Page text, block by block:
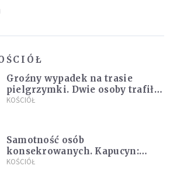
Groźny wypadek na trasie
pielgrzymki. Dwie osoby trafiły
do szpitala
KOŚCIÓŁ
Samotność osób
konsekrowanych. Kapucyn:
Życie w pojedynkę rzadko jest
KOŚCIÓŁ